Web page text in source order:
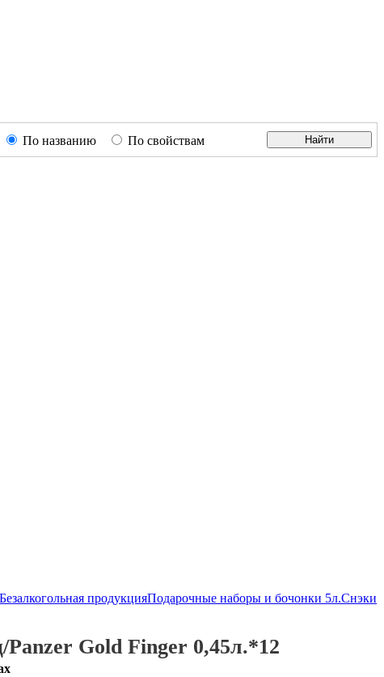
По названию По свойствам Найти
Безалкогольная продукцияПодарочные наборы и бочонки 5л.Снэки
Panzer Gold Finger 0,45л.*12